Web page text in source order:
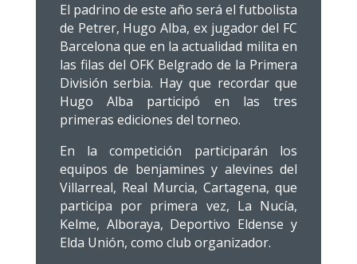
El padrino de este año será el futbolista
de Petrer, Hugo Alba, ex jugador del FC
Barcelona que en la actualidad milita en
las filas del OFK Belgrado de la Primera
División serbia. Hay que recordar que
Hugo Alba participó en las tres
primeras ediciones del torneo.
En la competición participarán los
equipos de benjamines y alevines del
Villarreal, Real Murcia, Cartagena, que
participa por primera vez, La Nucía,
Kelme, Alboraya, Deportivo Eldense y
Elda Unión, como club organizador.